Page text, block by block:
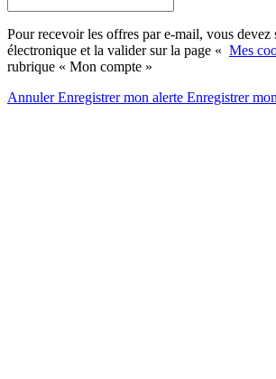
Pour recevoir les offres par e-mail, vous devez
électronique et la valider sur la page « Mes
rubrique « Mon compte »
AnnulerEnregistrer mon alerte Enregistrer